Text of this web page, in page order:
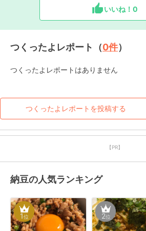
いいね！ 0
つくったよレポート（0件）
つくったよレポートはありません
つくったよレポートを投稿する
【PR】
納豆の人気ランキング
1位 2位